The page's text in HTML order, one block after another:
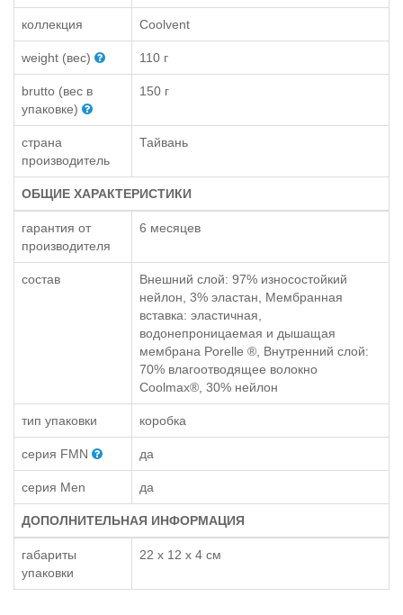
коллекция Coolvent
weight (вес) 110 г
brutto (вес в
упаковке)
150 г
страна
производитель
Тайвань
ОБЩИЕ ХАРАКТЕРИСТИКИ
гарантия от
производителя
6 месяцев
состав
Внешний слой: 97% износостойкий
нейлон, 3% эластан, Мембранная
вставка: эластичная,
водонепроницаемая и дышащая
мембрана Porelle ®, Внутренний слой:
70% влагоотводящее волокно
Coolmax®, 30% нейлон
тип упаковки коробка
серия FMN да
серия Men да
ДОПОЛНИТЕЛЬНАЯ ИНФОРМАЦИЯ
габариты
упаковки
22 x 12 x 4 см